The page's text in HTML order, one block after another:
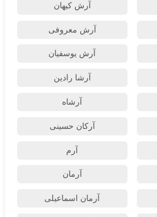
آرش کیهان
آرش معروفی
آرش یوسفیان
آرشا رادین
آرشاه
آرکان حسینی
آرم
آرمان
آرمان اسماعیلی